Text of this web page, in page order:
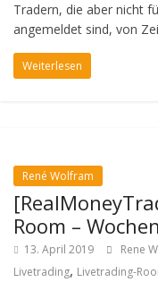
Tradern, die aber nicht
angemeldet sind, von
Weiterlesen
René Wolfram
Room –
13. April 2019 Rene
Livetrading, Livetrading-